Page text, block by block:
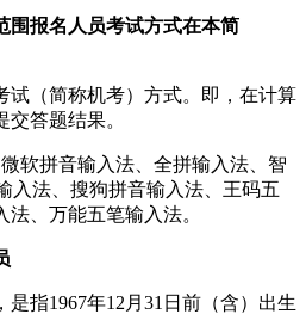
报名人员考试方式在本简
试（简称机考）方式。即，在计算
答题结果。
软拼音输入法、全拼输入法、智
入法、搜狗拼音输入法、王码五
、万能五笔输入法。
是指1967年12月31日前（含）出生